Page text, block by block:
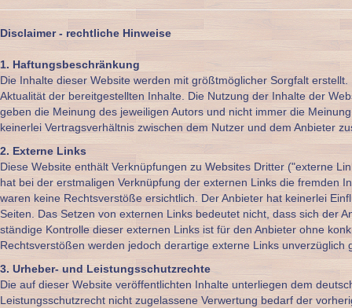
Disclaimer - rechtliche Hinweise
1. Haftungsbeschränkung
Die Inhalte dieser Website werden mit größtmöglicher Sorgfalt
Aktualität der bereitgestellten Inhalte. Die Nutzung der Inhalte der
geben die Meinung des jeweiligen Autors und nicht immer die
keinerlei Vertragsverhältnis zwischen dem Nutzer und dem Anbieter
2. Externe Links
Diese Website enthält Verknüpfungen zu Websites Dritter ("externe
hat bei der erstmaligen Verknüpfung der externen Links die fremden
waren keine Rechtsverstöße ersichtlich. Der Anbieter hat keinerlei
Seiten. Das Setzen von externen Links bedeutet nicht, dass sich der
ständige Kontrolle dieser externen Links ist für den Anbieter ohne
Rechtsverstößen werden jedoch derartige externe Links unverzüglich
3. Urheber- und Leistungsschutzrechte
Die auf dieser Website veröffentlichten Inhalte unterliegen dem
Leistungsschutzrecht nicht zugelassene Verwertung bedarf der